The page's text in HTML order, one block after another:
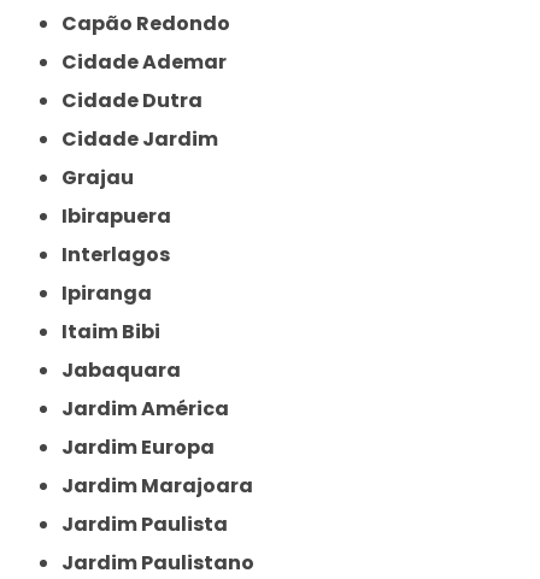
Capão Redondo
Cidade Ademar
Cidade Dutra
Cidade Jardim
Grajau
Ibirapuera
Interlagos
Ipiranga
Itaim Bibi
Jabaquara
Jardim América
Jardim Europa
Jardim Marajoara
Jardim Paulista
Jardim Paulistano